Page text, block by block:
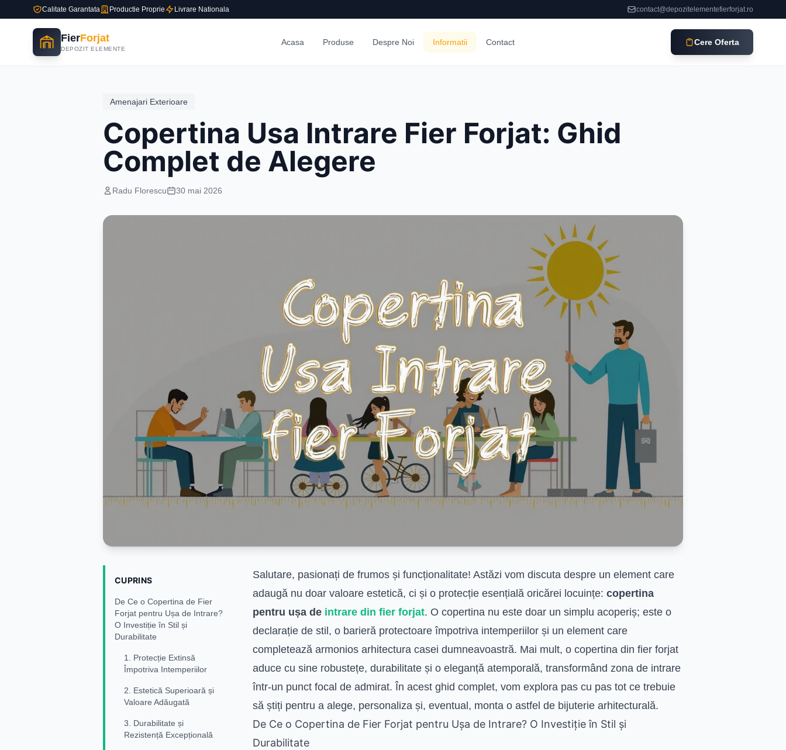
Calitate Garantata Productie Proprie Livrare Nationala contact@depozitelementefierforjat.ro
FierForjat
DEPOZIT ELEMENTE
Acasa Produse Despre Noi Informatii Contact Cere Oferta
Amenajari Exterioare
Copertina Usa Intrare Fier Forjat: Ghid
Complet de Alegere
Radu Florescu 30 mai 2026
CUPRINS
De Ce o Copertina de Fier
Forjat pentru Ușa de Intrare?
O Investiție în Stil și
Durabilitate
1. Protecție Extinsă
Împotriva Intemperiilor
2. Estetică Superioară și
Valoare Adăugată
3. Durabilitate și
Rezistență Excepțională
Salutare, pasionați de frumos și funcționalitate! Astăzi vom discuta despre un element care
adaugă nu doar valoare estetică, ci și o protecție esențială oricărei locuințe: copertina
pentru ușa de intrare din fier forjat. O copertina nu este doar un simplu acoperiș; este o
declarație de stil, o barieră protectoare împotriva intemperiilor și un element care
completează armonios arhitectura casei dumneavoastră. Mai mult, o copertina din fier forjat
aduce cu sine robustețe, durabilitate și o eleganță atemporală, transformând zona de intrare
într-un punct focal de admirat. În acest ghid complet, vom explora pas cu pas tot ce trebuie
să știți pentru a alege, personaliza și, eventual, monta o astfel de bijuterie arhitecturală.
De Ce o Copertina de Fier Forjat pentru Ușa de Intrare? O Investiție în Stil și
Durabilitate